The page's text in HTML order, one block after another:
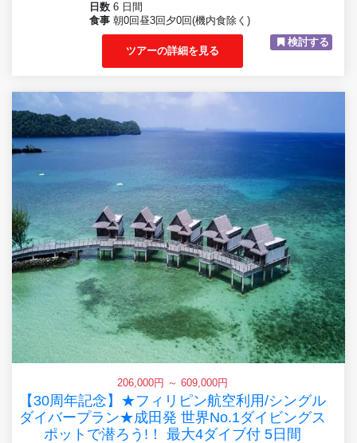
日数 6 日間
食事 朝0回昼3回夕0回(機内食除く)
ツアーの詳細を見る
検討する
206,000円 ～ 609,000円
【30周年記念】★フィリピン航空利用/シングル
ダイバープラン★成田発 世界No.1ダイビングス
ポットで潜ろう!！ 最大4ダイブ付 5日間